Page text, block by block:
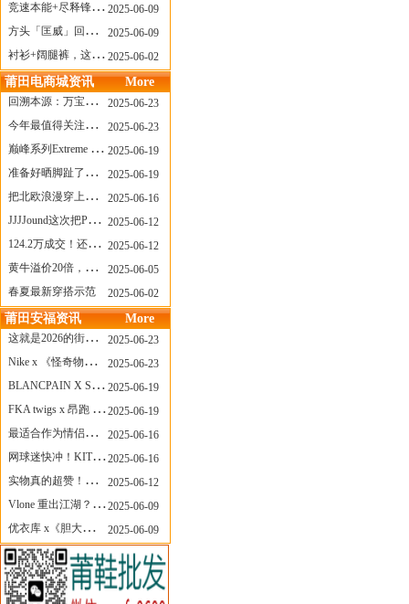
竞速本能+尽释锋芒——罗杰杜彼Roger+Dubuis王者竞速系列飞返计时码表燃擎赛道
2025-06-09
方头「匡威」回归！日系简约里的小心思
2025-06-09
衬衫+阔腿裤，这样穿美出新高度！
2025-06-02
莆田电商城资讯 More
回溯本源：万宝龙推出明星系列都市灰腕表新作
2025-06-23
今年最值得关注的AF1！KOBE x AF1 明日发售
2025-06-23
巅峰系列Extreme Diver潜水腕表与Revival Diver复刻版潜水腕表共同推出“暗影款”新作
2025-06-19
准备好晒脚趾了吗？透明款 AF1 要回归了
2025-06-19
把北欧浪漫穿上脚，Cecilie Bahnsen x ASICS
2025-06-16
JJJJound这次把PUMA改得好安静
2025-06-12
124.2万成交！还有什么是Labubu做不到的？
2025-06-12
黄牛溢价20倍，「Labubu」3.0市价大盘点！假货比正品还贵...
2025-06-05
春夏最新穿搭示范
2025-06-02
莆田安福资讯 More
这就是2026的街头感！Prada新包我先爱了
2025-06-23
Nike x 《怪奇物语》联名回归，终于轮到这双热门款了！
2025-06-23
BLANCPAIN X SWATCH联名款 BIOCERAMIC SCUBA FIFTY FATHOMS 系列推出全新 GREEN ABYSS（碧波洋）腕表
2025-06-19
FKA twigs x 昂跑 联名来了，这三双 Cloud X 你选哪一双？
2025-06-19
最适合作为情侣鞋的New Balance 1906 Loafer出现了！
2025-06-16
网球迷快冲！KITH x Wilson 限量球拍太会设计了
2025-06-16
实物真的超赞！NB 新款 2010 新配色
2025-06-12
Vlone 重出江湖？突然又要联名，谁能想到！
2025-06-09
优衣库 x《胆大党》新品公布，第二季联动周边来了！
2025-06-09